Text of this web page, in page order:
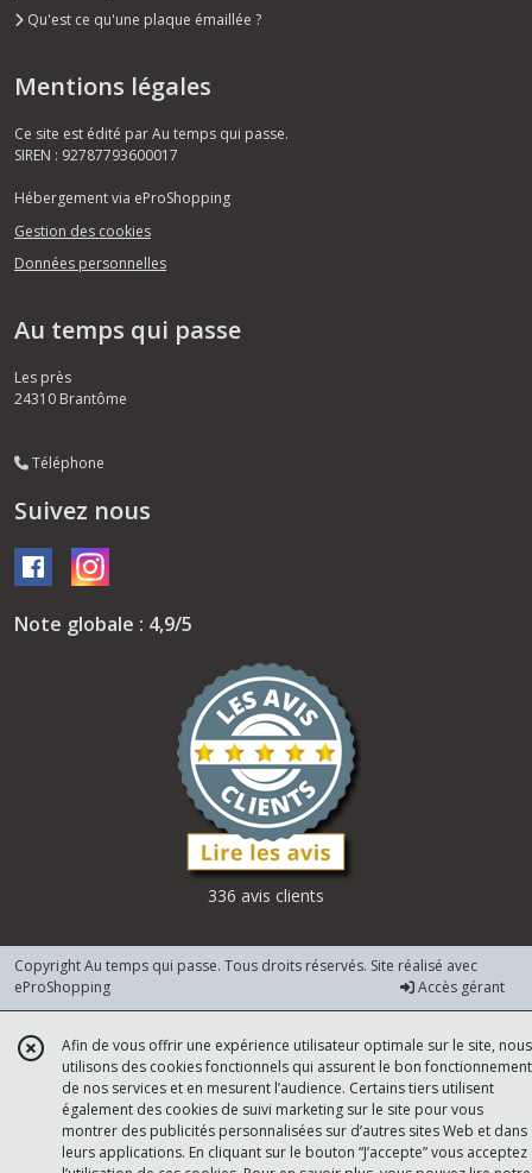
Qu'est ce qu'une plaque émaillée ?
Mentions légales
Ce site est édité par Au temps qui passe.
SIREN : 92787793600017
Hébergement via eProShopping
Gestion des cookies
Données personnelles
Au temps qui passe
Les près
24310 Brantôme
Téléphone
Suivez nous
Note globale : 4,9/5
336 avis clients
Copyright Au temps qui passe. Tous droits réservés. Site réalisé avec
eProShopping
Accès gérant
Afin de vous offrir une expérience utilisateur optimale sur le site, nous
utilisons des cookies fonctionnels qui assurent le bon fonctionnement
de nos services et en mesurent l’audience. Certains tiers utilisent
également des cookies de suivi marketing sur le site pour vous
montrer des publicités personnalisées sur d’autres sites Web et dans
leurs applications. En cliquant sur le bouton “J’accepte” vous acceptez